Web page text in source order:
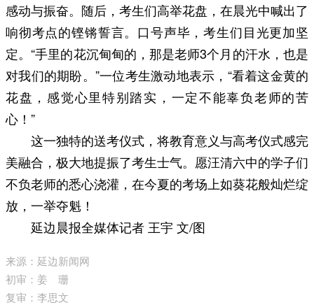
感动与振奋。随后，考生们高举花盘，在晨光中喊出了
响彻考点的铿锵誓言。口号声毕，考生们目光更加坚
定。“手里的花沉甸甸的，那是老师3个月的汗水，也是
对我们的期盼。”一位考生激动地表示，“看着这金黄的
花盘，感觉心里特别踏实，一定不能辜负老师的苦
心！”
这一独特的送考仪式，将教育意义与高考仪式感完
美融合，极大地提振了考生士气。愿汪清六中的学子们
不负老师的悉心浇灌，在今夏的考场上如葵花般灿烂绽
放，一举夺魁！
延边晨报全媒体记者 王宇 文/图
来源：延边新闻网
初审：姜 珊
复审：李思文